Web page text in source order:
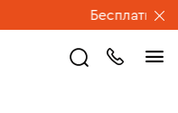
Бесплатная